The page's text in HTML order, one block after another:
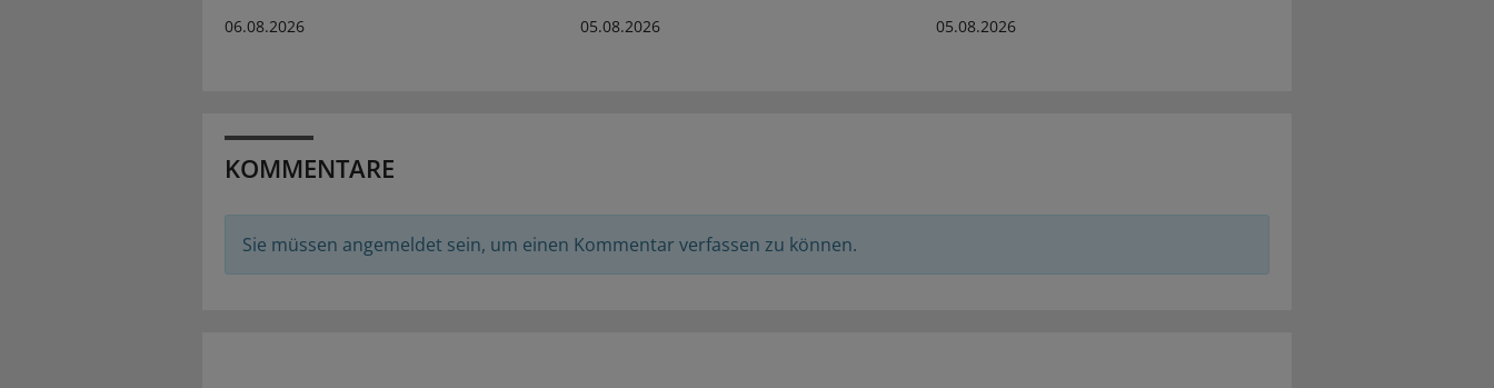
06.08.2026 05.08.2026 05.08.2026
KOMMENTARE
Sie müssen angemeldet sein, um einen Kommentar verfassen zu können.